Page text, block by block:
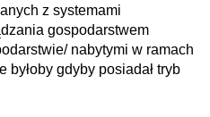
z systemami
gospodarstwem
nabytymi w ramach
gdyby posiadał tryb